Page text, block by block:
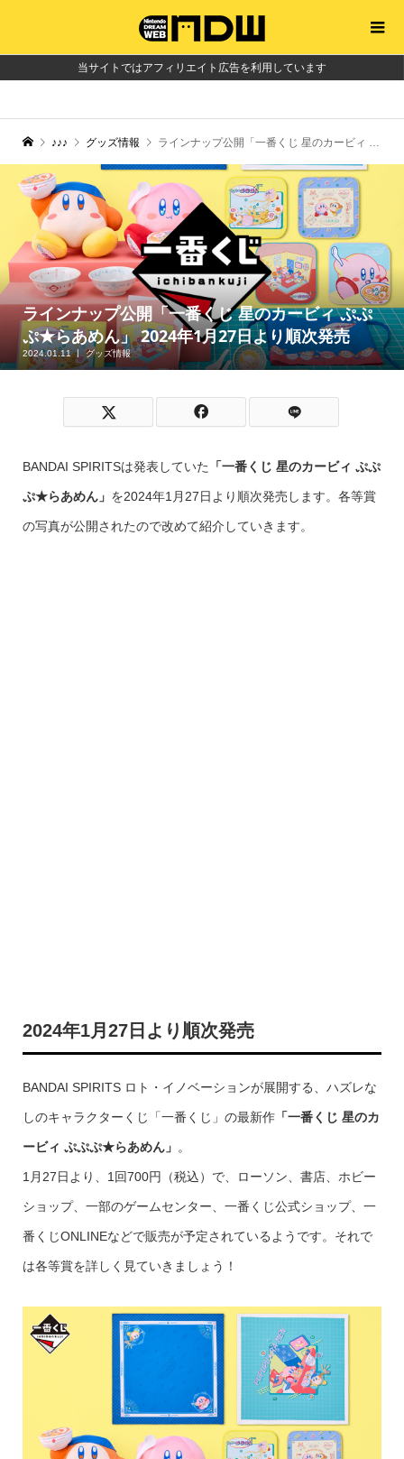
当サイトではアフィリエイト広告を利用しています
♪♪♪ グッズ情報 ラインナップ公開「一番くじ 星のカービィ ぷぷぷ★らあめん」 2024年1月27日より順次発売
ラインナップ公開「一番くじ 星のカービィ ぷぷ
ぷ★らあめん」 2024年1月27日より順次発売
2024.01.11 グッズ情報
BANDAI SPIRITSは発表していた 「一番くじ 星のカービィ ぷぷ
ぷ★らあめん」 を2024年1月27日より順次発売します。各等賞
の写真が公開されたので改めて紹介していきます。
2024年1月27日より順次発売
BANDAI SPIRITS ロト・イノベーションが展開する、ハズレな
しのキャラクターくじ「一番くじ」の最新作「一番くじ 星のカ
ービィ ぷぷぷ★らあめん」 。
1月27日より、1回700円（税込）で、ローソン、書店、ホビー
ショップ、一部のゲームセンター、一番くじ公式ショップ、一
番くじONLINEなどで販売が予定されているようです。それで
は各等賞を詳しく見ていきましょう！